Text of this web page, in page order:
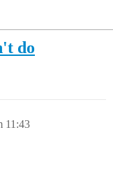
do
11:43